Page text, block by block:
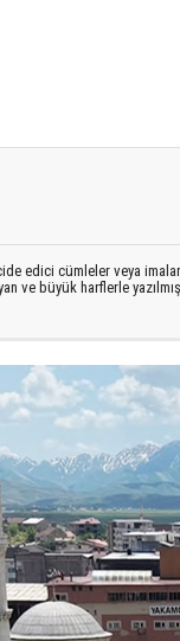
edici cümleler veya
ve büyük harflerle